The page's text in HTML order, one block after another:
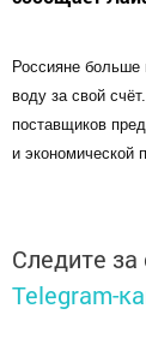
Россияне больше
воду за свой
поставщиков
и экономической
Следите
Telegram-